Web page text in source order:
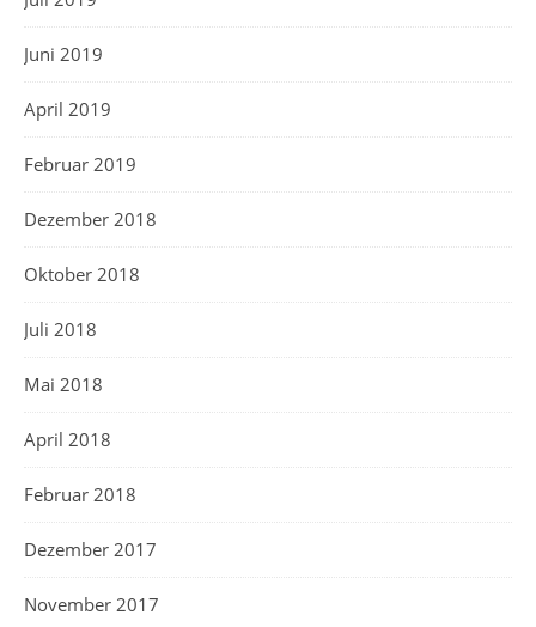
Juni 2019
April 2019
Februar 2019
Dezember 2018
Oktober 2018
Juli 2018
Mai 2018
April 2018
Februar 2018
Dezember 2017
November 2017